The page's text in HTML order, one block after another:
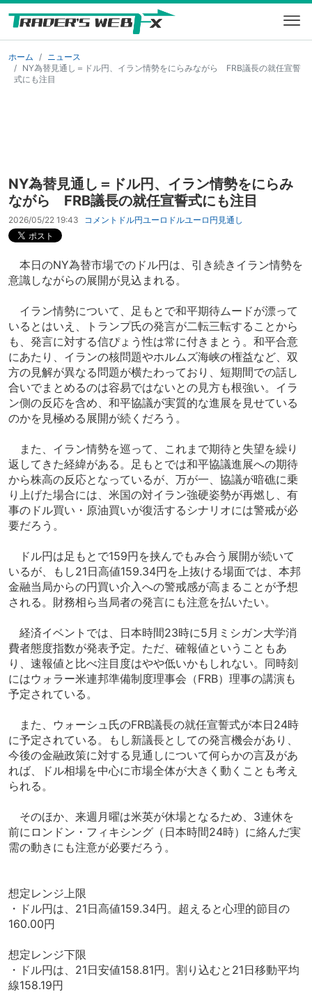
ホーム
ニュース
NY為替見通し＝ドル円、イラン情勢をにらみながら FRB議長の就任宣誓
式にも注目
NY為替見通し＝ドル円、イラン情勢をにらみ
ながら FRB議長の就任宣誓式にも注目
2026/05/22 19:43 コメント ドル円ユーロドルユーロ円 見通し
本日のNY為替市場でのドル円は、引き続きイラン情勢を
意識しながらの展開が見込まれる。
イラン情勢について、足もとで和平期待ムードが漂って
いるとはいえ、トランプ氏の発言が二転三転することから
も、発言に対する信ぴょう性は常に付きまとう。和平合意
にあたり、イランの核問題やホルムズ海峡の権益など、双
方の見解が異なる問題が横たわっており、短期間での話し
合いでまとめるのは容易ではないとの見方も根強い。イラ
ン側の反応を含め、和平協議が実質的な進展を見せている
のかを見極める展開が続くだろう。
また、イラン情勢を巡って、これまで期待と失望を繰り
返してきた経緯がある。足もとでは和平協議進展への期待
から株高の反応となっているが、万が一、協議が暗礁に乗
り上げた場合には、米国の対イラン強硬姿勢が再燃し、有
事のドル買い・原油買いが復活するシナリオには警戒が必
要だろう。
ドル円は足もとで159円を挟んでもみ合う展開が続いて
いるが、もし21日高値159.34円を上抜ける場面では、本邦
金融当局からの円買い介入への警戒感が高まることが予想
される。財務相ら当局者の発言にも注意を払いたい。
経済イベントでは、日本時間23時に5月ミシガン大学消
費者態度指数が発表予定。ただ、確報値ということもあ
り、速報値と比べ注目度はやや低いかもしれない。同時刻
にはウォラー米連邦準備制度理事会（FRB）理事の講演も
予定されている。
また、ウォーシュ氏のFRB議長の就任宣誓式が本日24時
に予定されている。もし新議長としての発言機会があり、
今後の金融政策に対する見通しについて何らかの言及があ
れば、ドル相場を中心に市場全体が大きく動くことも考え
られる。
そのほか、来週月曜は米英が休場となるため、3連休を
前にロンドン・フィキシング（日本時間24時）に絡んだ実
需の動きにも注意が必要だろう。
想定レンジ上限
・ドル円は、21日高値159.34円。超えると心理的節目の
160.00円
想定レンジ下限
・ドル円は、21日安値158.81円。割り込むと21日移動平均
線158.19円